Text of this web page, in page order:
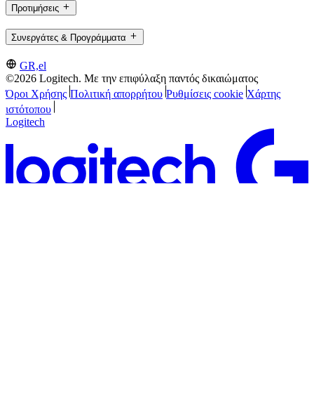
Προτιμήσεις
Συνεργάτες & Προγράμματα
GR,el
©2026 Logitech. Με την επιφύλαξη παντός δικαιώματος
Όροι Χρήσης Πολιτική απορρήτου Ρυθμίσεις cookie Χάρτης
ιστότοπου
Logitech